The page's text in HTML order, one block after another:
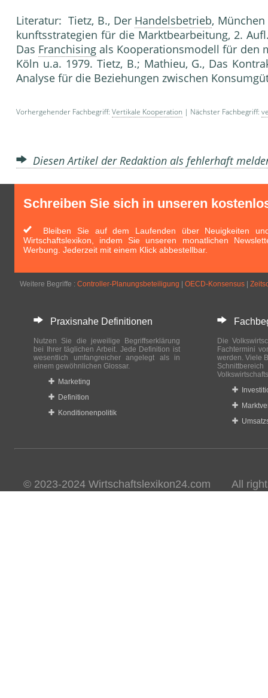
Literatur: Tietz, B., Der Handelsbetrieb,
kunftsstrategien für die Marktbearbeitung, 2.
Das Franchising als Kooperationsmodell für den
Köln u.a. 1979. Tietz, B.; Mathieu, G., Das
Analyse für die Beziehungen zwischen
Vorhergehender Fachbegriff: Vertikale Kooperation | Nächster Fachbegriff:
Diesen Artikel der Redaktion als fehlerhaft
Schreiben Sie sich in unseren
Bleiben Sie auf dem Laufenden über Neuigkeiten
Wirtschaftslexikon, indem Sie unseren monatlichen
Werbung. Jederzeit mit einem Klick abbestellbar.
Weitere Begriffe : Controller-Planungsbeteiligung OECD-Konsensus
Praxisnahe Definitionen
Nutzen Sie die jeweilige Begriffserklärung
bei Ihrer täglichen Arbeit. Jede Definition ist
wesentlich umfangreicher angelegt als in
einem gewöhnlichen Glossar.
Marketing
Definition
Konditionenpolitik
Die
Fachtermini
werden. Viele
© 2023-2024 Wirtschaftslexikon24.com All